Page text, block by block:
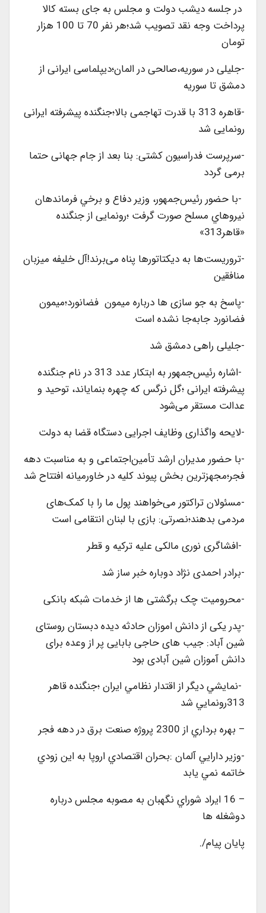
در جلسه دیشب دولت و مجلس به جای بسته کالا
پرداخت وجه نقد تصویب شد؛هر نفر 70 تا 100 هزار
تومان
-جلیلی در سوریه،صالحی در المان؛دیپلماسی ایرانی از
دمشق تا سوریه
-قاهره 313 با قدرت تهاجمی بالا؛جنگنده پیشرفته ایرانی
رونمایی شد
-سرپرست فدراسیون کشتی: بنا بعد از جام جهانی حتما
برمی گردد
-با حضور رئيس‌جمهور، وزير دفاع و برخي فرماندهان
نيرو‌هاي مسلح صورت گرفت ؛رونمایی از جنگنده
«قاهر313»
-تروریست‌ها به ديكتاتورها پناه می‌برند!آل خلیفه میزبان
منافقین
-پاسخ به جو سازی ها درباره میمون فضانورد؛ميمون
فضانورد جابه‌جا نشده است
-جلیلی راهی دمشق شد
-اشاره رئیس‌جمهور به ابتکار عدد 313 در نام جنگنده
پیشرفته ایرانی ؛گل نرگس که چهره بنمایاند، توحید و
عدالت مستقر می‌شود
-لایحه‌ واگذاری وظایف اجرایی دستگاه قضا به دولت
-با حضور مدیران ارشد تأمین‌اجتماعی و به مناسبت دهه
فجر؛مجهزترین بخش پیوند کلیه در خاورمیانه افتتاح شد
-مسئولان تراکتور می‌خواهند پول ما را با کمک‌های
مردمی بدهند؛نصرتی: بازی با لبنان انتقامی است
-افشاگری نوری مالکی علیه ترکیه و قطر
-برادر احمدی نژاد دوباره خبر ساز شد
-محرومیت چک برگشتی ها از خدمات شبکه بانکی
-پدر یکی از دانش اموزان حادثه دیده دبستان روستای
شین آباد: جیب های حاجی بابایی پر از وعده برای
دانش آموزان شین آبادی بود
-نمايشي ديگر از اقتدار نظامي ايران ؛جنگنده قاهر
313رونمايي شد
– بهره برداري از 2300 پروژه صنعت برق در دهه فجر
-وزير دارايي آلمان :بحران اقتصادي اروپا به اين زودي
خاتمه نمي يابد
– 16 ايراد شوراي نگهبان به مصوبه مجلس درباره
دوشغله ها
پایان پیام/.